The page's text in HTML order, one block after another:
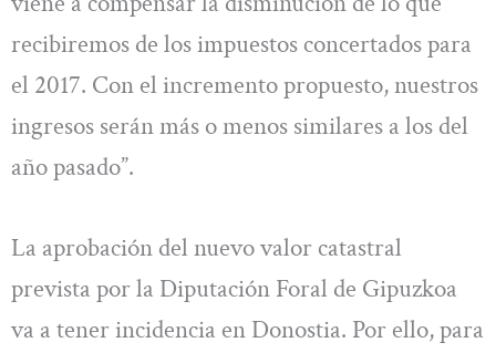
recibiremos de los impuestos concertados para
el 2017. Con el incremento propuesto, nuestros
ingresos serán más o menos similares a los del
año pasado”.
La aprobación del nuevo valor catastral
prevista por la Diputación Foral de Gipuzkoa
va a tener incidencia en Donostia. Por ello, para